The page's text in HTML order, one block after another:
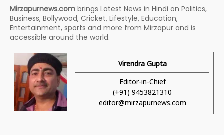
Mirzapurnews.com brings Latest News in Hindi on Politics,
Business, Bollywood, Cricket, Lifestyle, Education,
Entertainment, sports and more from Mirzapur and is
accessible around the world.
Virendra Gupta
Editor-in-Chief
(+91) 9453821310
editor@mirzapurnews.com